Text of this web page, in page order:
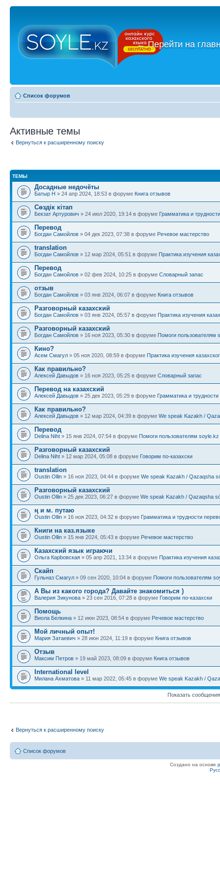
←Перейти на
Список форумов
Активные темы
Вернуться к расширенному поиску
ТЕМЫ
Досадные недочёты
Батыр Н » 24 апр 2024, 18:53 в форуме Книга отзывов
Сөздік кітап
Бекзат Артурович » 24 июл 2020, 19:14 в форуме Грамматика и
Перевод
Богдан Самойлов » 04 дек 2023, 07:38 в форуме Речевое мастерство
translation
Богдан Самойлов » 12 мар 2024, 05:51 в форуме Практика изучения
Перевод
Богдан Самойлов » 02 фев 2024, 10:25 в форуме Словарный запас
отзыв
Богдан Самойлов » 03 янв 2024, 06:07 в форуме Книга отзывов
Разговорный казахский
Богдан Самойлов » 03 янв 2024, 05:57 в форуме Практика изучения
Разговорный казахский
Богдан Самойлов » 16 ноя 2023, 05:30 в форуме Помоги пользователям
Кино?
Асем Смагул » 05 ноя 2020, 08:59 в форуме Практика изучения
Как правильно?
Алексей Давыдов » 16 ноя 2023, 05:25 в форуме Словарный запас
Перевод на казахский
Алексей Давыдов » 25 дек 2023, 05:29 в форуме Грамматика и
Как правильно?
Алексей Давыдов » 12 мар 2024, 04:39 в форуме We speak Kazakh /
Перевод
Delina Niht » 15 янв 2024, 07:54 в форуме Помоги пользователям soyle.kz
Разговорный казахский
Delina Niht » 12 мар 2024, 05:08 в форуме Говорим по-казахски
translation
Oustin Ollin » 16 ноя 2023, 04:44 в форуме We speak Kazakh / Qazaqsha
Разговорный казахский
Oustin Ollin » 25 дек 2023, 06:27 в форуме We speak Kazakh / Qazaqsha
ң и м. путаю
Oustin Ollin » 16 ноя 2023, 04:32 в форуме Грамматика и трудности
Книги на каз.языке
Oustin Ollin » 15 янв 2024, 05:43 в форуме Речевое мастерство
Казахский язык играючи
Ольга Карbовская » 05 апр 2021, 13:34 в форуме Практика изучения
Скайп
Гульназ Смагул » 09 сен 2020, 10:04 в форуме Помоги пользователям
А Вы из какого города? Давайте знакомиться )
Валерия Зикунова » 23 сен 2016, 07:28 в форуме Говорим по-казахски
Помощь
Виола Белкина » 12 июн 2023, 08:54 в форуме Речевое мастерство
Мой личный опыт!
Мария Затаевич » 28 июн 2024, 11:19 в форуме Книга отзывов
Отзыв
Максим Петров » 19 май 2023, 08:09 в форуме Книга отзывов
International level
Милана Ахматова » 11 мар 2022, 05:45 в форуме We speak Kazakh /
Показать
Вернуться к расширенному поиску
Список форумов
Создано на основе